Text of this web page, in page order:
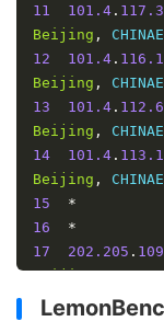
11
101.4 .
Beijing ,
12
101.4 .
Beijing ,
13
101.4 .
Beijing ,
14
101.4 .
Beijing ,
15
*
16
*
17
202.205 .
Beijing,